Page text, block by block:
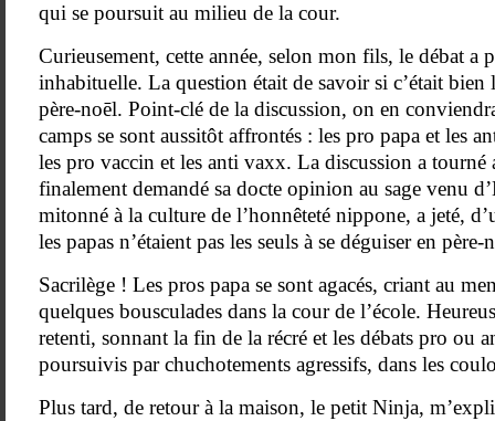
qui se poursuit au milieu de la cour.
Curieusement, cette année, selon mon fils, le débat a
inhabituelle. La question était de savoir si c’était bien
père-noēl. Point-clé de la discussion, on en
camps se sont aussitôt affrontés : les pro papa et les
les pro vaccin et les anti vaxx. La discussion a tourné
finalement demandé sa docte opinion au sage venu
mitonné à la culture de l’honnêteté nippone, a jeté,
les papas n’étaient pas les seuls à se déguiser en père-
Sacrilège ! Les pros papa se sont agacés, criant au
quelques bousculades dans la cour de l’école.
retenti, sonnant la fin de la récré et les débats pro ou
poursuivis par chuchotements agressifs, dans les
Plus tard, de retour à la maison, le petit Ninja,